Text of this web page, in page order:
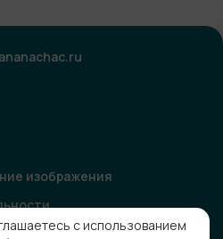
изображения
и информационной
с использованием